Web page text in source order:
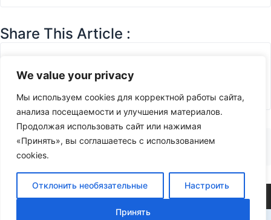
We value your privacy
Мы используем cookies для корректной работы сайта,
анализа посещаемости и улучшения материалов.
Продолжая использовать сайт или нажимая
«Принять», вы соглашаетесь с использованием
cookies.
Отклонить необязательные Настроить
Принять
Share This Article :
Логическое И (AND)
Логическая операция
©2026 FLProg